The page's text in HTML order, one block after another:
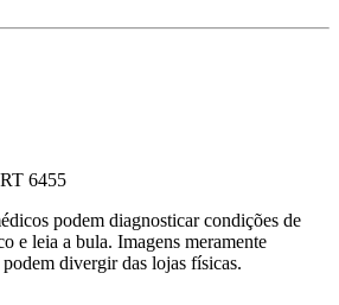
6455
podem diagnosticar condições de
e leia a bula. Imagens meramente
divergir das lojas físicas.